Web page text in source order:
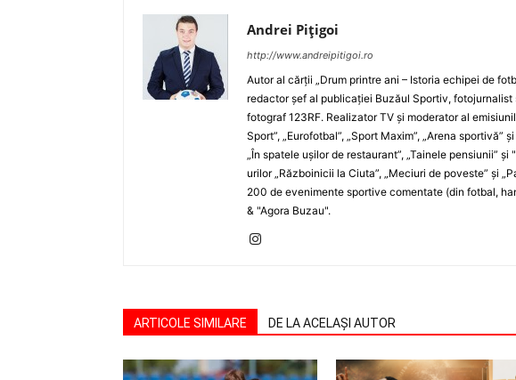
Andrei Pițigoi
http://www.andreipitigoi.ro
Autor al cărţii „Drum printre ani – Istoria echipei de
redactor şef al publicaţiei Buzăul Sportiv,
fotograf 123RF. Realizator TV şi moderator al
Sport”, „Eurofotbal”, „Sport Maxim”, „Arena sportivă”
„În spatele uşilor de restaurant”, „Tainele pensiunii”
urilor „Războinicii la Ciuta”, „Meciuri de poveste” şi
200 de evenimente sportive comentate (din fotbal,
& "Agora Buzau".
ARTICOLE SIMILARE DE LA ACELAȘI AUTOR